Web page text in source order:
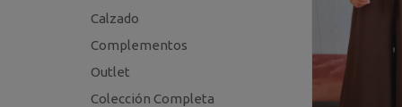
Calzado
Complementos
Outlet
Colección Completa